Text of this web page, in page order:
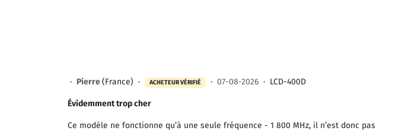
· Pierre(France) · ACHETEUR VÉRIFIÉ · 07-08-2026 · LCD-400D
Évidemment trop cher
Ce modèle ne fonctionne qu’à une seule fréquence - 1 800 MHz, il n’est donc pas